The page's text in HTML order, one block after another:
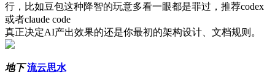
行，比如豆包这种降智的玩意多看一眼都是罪过，推荐codex
或者claude code
真正决定AI产出效果的还是你最初的架构设计、文档规则。
地下 流云思水